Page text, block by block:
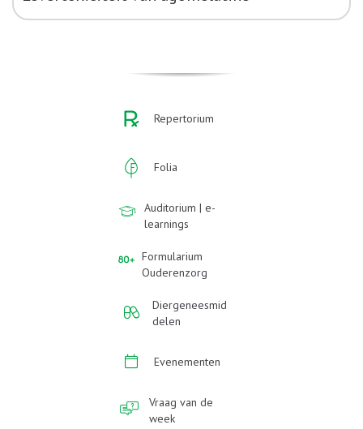
Repertorium
Folia
Auditorium | e-
learnings
Formularium
Ouderenzorg
Diergeneesmid
delen
Evenementen
Vraag van de
week